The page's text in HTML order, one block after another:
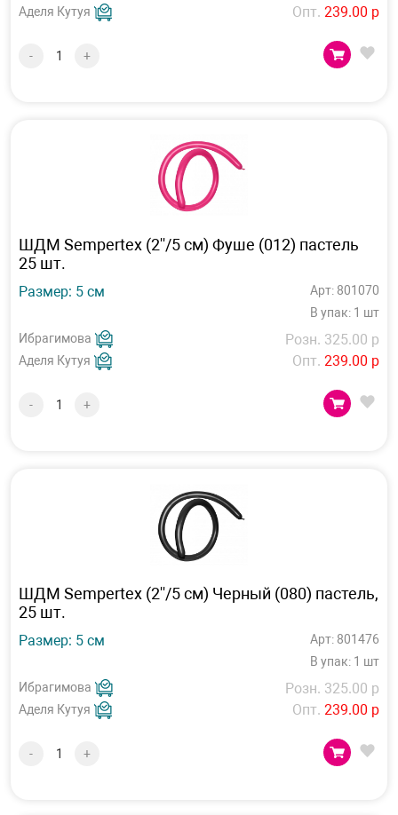
Аделя Кутуя
Опт. 239.00 р
- +
ШДМ Sempertex (2''/5 см) Фуше (012) пастель
25 шт.
Размер: 5 см
Арт: 801070
В упак: 1 шт
Ибрагимова
Аделя Кутуя
Розн. 325.00 р
Опт. 239.00 р
- +
ШДМ Sempertex (2''/5 см) Черный (080) пастель,
25 шт.
Размер: 5 см
Арт: 801476
В упак: 1 шт
Ибрагимова
Аделя Кутуя
Розн. 325.00 р
Опт. 239.00 р
- +